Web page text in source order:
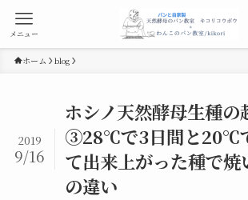
メニュー
ホーム blog
ホシノ天然酵母生種の
③28℃で3日間と20℃
て出来上がった種で焼
の違い
2019
9/16